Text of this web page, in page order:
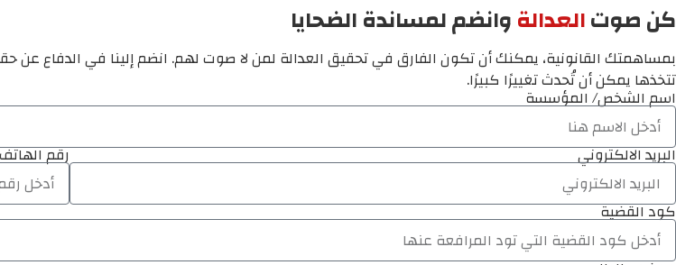
كن صوتالعدالةوانضم لمساندة الضحايا
بمساهمتك القانونية، يمكنك أن تكون الفارق في تحقيق العدالة لمن لا صوت لهم. انضم إلينا في الدفاع
تتخذها يمكن أن تُحدث تغييرًا كبيرًا.
اسم الشخص/ المؤسسة
البريد الالكتروني رقم الهاتف
كود القضية